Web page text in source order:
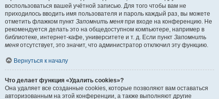
воспользоваться вашей учётной записью. Для того чтобы вам не
приходилось вводить имя пользователя и пароль каждый раз, вы можете
отметить флажком пункт Запомнить меня при входе на конференцию. Не
рекомендуется делать это на общедоступном компьютере, например в
библиотеке, интернет-кафе, университете и т. д. Если пункт Запомнить
меня отсутствует, это значит, что администратор отключил эту функцию.
Вернуться к началу
Что делает функция «Удалить cookies»?
Она удаляет все созданные cookies, которые позволяют вам оставаться
авторизованным на этой конференции, а также выполняют другие